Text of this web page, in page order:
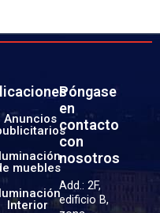
Anuncios
muebles
Interior
Póngase
en
contacto
con
nosotros
Add.: 2F,
edificio B,